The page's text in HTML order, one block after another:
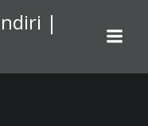
|